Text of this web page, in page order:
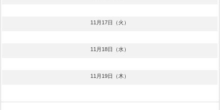
11月17日（火）
11月18日（水）
11月19日（木）